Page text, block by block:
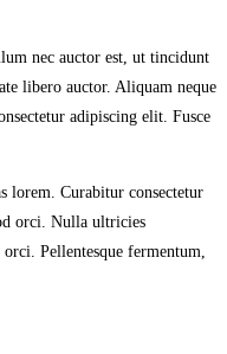
nec auctor est, ut tincidunt
libero auctor. Aliquam neque
adipiscing elit. Fusce
lorem. Curabitur consectetur
orci. Nulla ultricies
Pellentesque fermentum,